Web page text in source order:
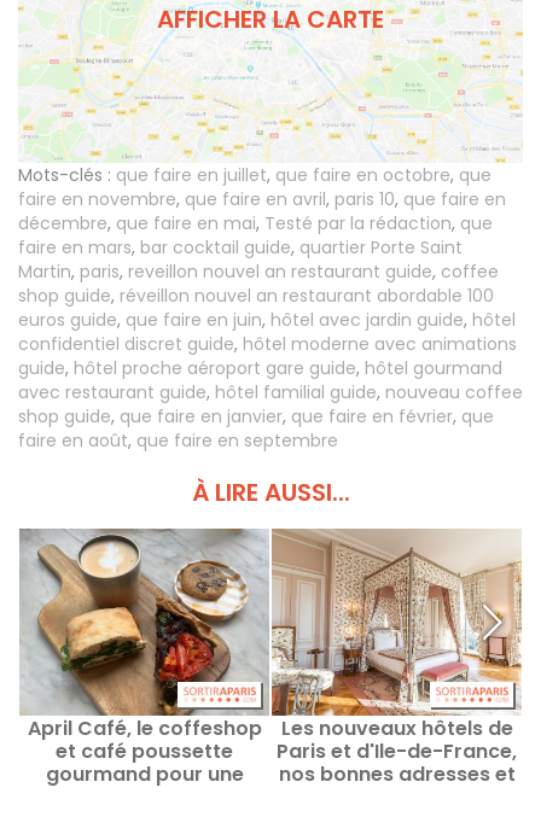
AFFICHER LA CARTE
Mots-clés : que faire en juillet, que faire en octobre, que
faire en novembre, que faire en avril, paris 10, que faire en
décembre, que faire en mai, Testé par la rédaction, que
faire en mars, bar cocktail guide, quartier Porte Saint
Martin, paris, reveillon nouvel an restaurant guide, coffee
shop guide, réveillon nouvel an restaurant abordable 100
euros guide, que faire en juin, hôtel avec jardin guide, hôtel
confidentiel discret guide, hôtel moderne avec animations
guide, hôtel proche aéroport gare guide, hôtel gourmand
avec restaurant guide, hôtel familial guide, nouveau coffee
shop guide, que faire en janvier, que faire en février, que
faire en août, que faire en septembre
À LIRE AUSSI...
April Café, le coffeshop
et café poussette
gourmand pour une
Les nouveaux hôtels de
Paris et d'Ile-de-France,
nos bonnes adresses et